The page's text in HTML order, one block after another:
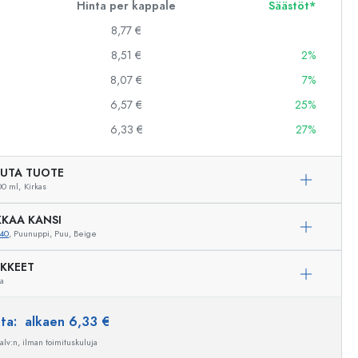
Hinta per kappale
Säästöt*
8,77 €
8,51 €
2%
8,07 €
7%
6,57 €
25%
6,33 € 27%
TUOTE
ml, Kirkas
KANSI
, Puunuppi, Puu, Beige
alkaen 6,33 €
ilman toimituskuluja